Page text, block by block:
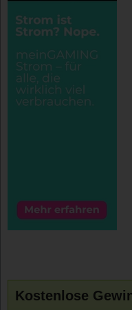
Kostenlose